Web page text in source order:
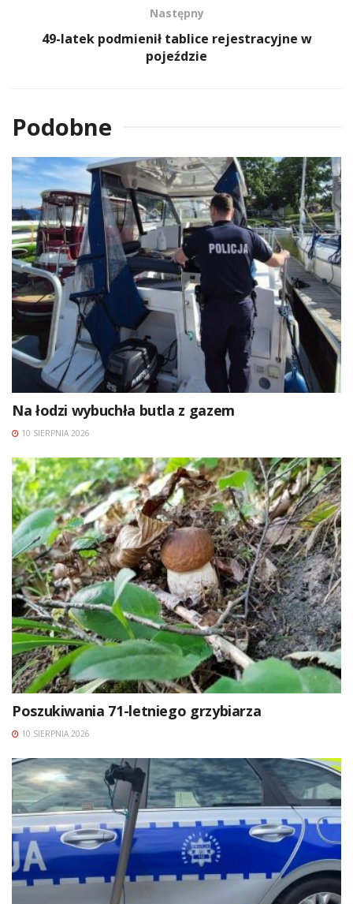
Następny
49-latek podmienił tablice rejestracyjne w
pojeździe
Podobne
Na łodzi wybuchła butla z gazem
10 SIERPNIA 2026
Poszukiwania 71-letniego grzybiarza
10 SIERPNIA 2026